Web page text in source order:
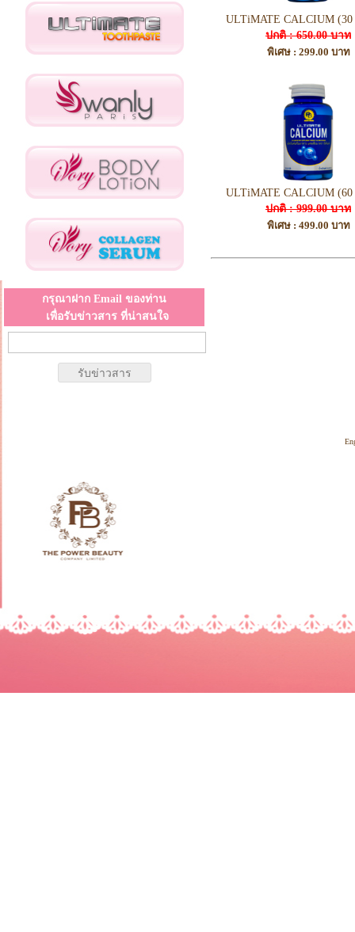
กรุณาฝาก Email ของท่าน
เพื่อรับข่าวสาร ที่น่าสนใจ
ULTiMATE CALCIUM (30
ปกติ : 650.00 บาท
พิเศษ : 299.00 บาท
ULTiMATE CALCIUM (60
ปกติ : 999.00 บาท
พิเศษ : 499.00 บาท